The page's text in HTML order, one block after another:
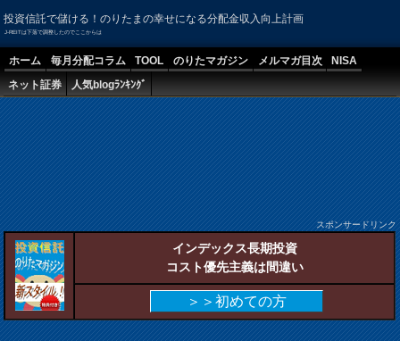
投資信託で儲ける！のりたまの幸せになる分配金収入向上計画
J-REITは下落で調整したのでここからは
ホーム 毎月分配コラム TOOL のりたマガジン メルマガ目次
NISA
ネット証券
人気blogﾗﾝｷﾝｸﾞ
スポンサードリンク
インデックス長期投資
コスト優先主義は間違い
＞＞初めての方